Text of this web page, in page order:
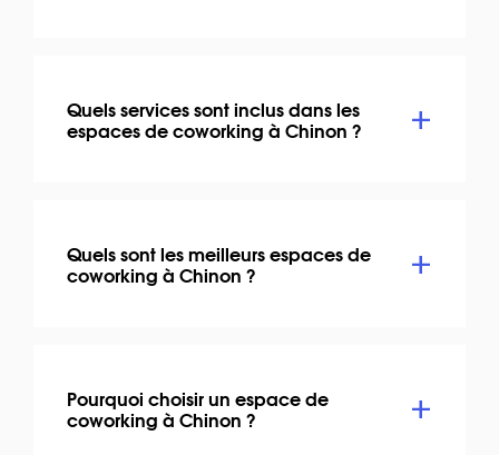
Quels services sont inclus dans les
espaces de coworking à Chinon ?
Quels sont les meilleurs espaces de
coworking à Chinon ?
Pourquoi choisir un espace de
coworking à Chinon ?